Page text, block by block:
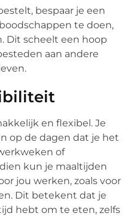
bespaar je een
te doen,
Dit scheelt een hoop
aan andere
en flexibel. Je
op de dagen dat je het
of
kun je maaltijden
jou werken, zoals voor
Dit betekent dat je
hebt om te eten, zelfs